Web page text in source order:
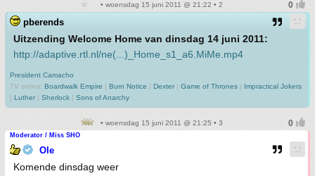
• woensdag 15 juni 2011 @ 21:22 • 2
pberends
Uitzending Welcome Home van dinsdag 14 juni 2011:
http://adaptive.rtl.nl/ne(...)_Home_s1_a6.MiMe.mp4
President Camacho
TV series: Boardwalk Empire | Burn Notice | Dexter | Game of Thrones | Impractical Jokers
| Luther | Sherlock | Sons of Anarchy
• woensdag 15 juni 2011 @ 21:25 • 3
Moderator / Miss SHO
Ole
Komende dinsdag weer